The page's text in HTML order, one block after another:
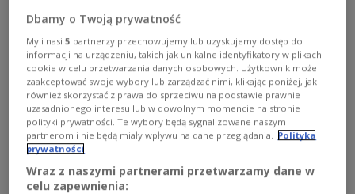
Otto Warpechowski i jego mistyfikacja,
która ocaliła zamek w Liwie
Otto Warpechowski zapisał się w historii Polski i
Mazowsza jako człowiek, który dzięki sprytowi i
świadomej mistyfikacji uratował zamek w Liwie przed
niemiecką rozbiórką podczas II wojny światowej, a
nawet sprawił, że Niemcy rozpoczęli odbudowę zamku.
Zobacz więcej na temat:
Dbamy o Twoją prywatność
My i nasi5 partnerzy przechowujemy lub uzyskujemy dostęp do
informacji na urządzeniu, takich jak unikalne identyfikatory w plikach
cookie w celu przetwarzania danych osobowych. Użytkownik może
zaakceptować swoje wybory lub zarządzać nimi, klikając poniżej, jak
również skorzystać z prawa do sprzeciwu na podstawie prawnie
uzasadnionego interesu lub w dowolnym momencie na stronie
polityki prywatności. Te wybory będą sygnalizowane naszym
partnerom i nie będą miały wpływu na dane przeglądania.
Polityka
prywatności
Wraz z naszymi partnerami przetwarzamy dane w
celu zapewnienia: